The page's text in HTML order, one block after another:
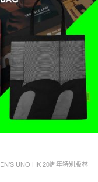
UNO HK 20周年特別版林